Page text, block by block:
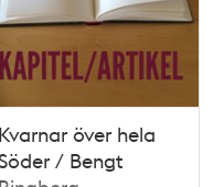
Kvarnar över hela
/ Bengt